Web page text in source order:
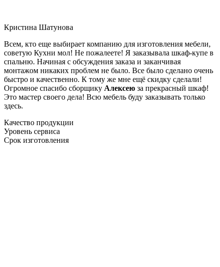
Кристина Шатунова
Всем, кто еще выбирает компанию для изготовления мебели,
советую Кухни мол! Не пожалеете! Я заказывала шкаф-купе в
спальню. Начиная с обсуждения заказа и заканчивая
монтажом никаких проблем не было. Все было сделано очень
быстро и качественно. К тому же мне ещё скидку сделали!
Огромное спасибо сборщику Алексею за прекрасный шкаф!
Это мастер своего дела! Всю мебель буду заказывать только
здесь.
Качество продукции
Уровень сервиса
Срок изготовления